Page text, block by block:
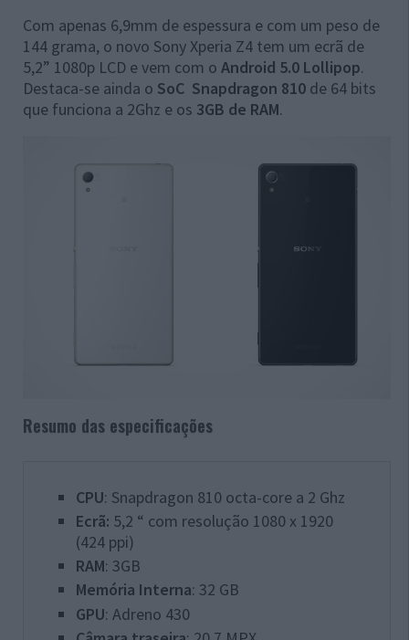
Com apenas 6,9mm de espessura e com um peso de
144 grama, o novo Sony Xperia Z4 tem um ecrã de
5,2” 1080p LCD e vem com o Android 5.0 Lollipop.
Destaca-se ainda o SoC Snapdragon 810 de 64 bits
que funciona a 2Ghz e os 3GB de RAM.
Resumo das especificações
CPU: Snapdragon 810 octa-core a 2 Ghz
Ecrã: 5,2 “ com resolução 1080 x 1920
(424 ppi)
RAM: 3GB
Memória Interna: 32 GB
GPU: Adreno 430